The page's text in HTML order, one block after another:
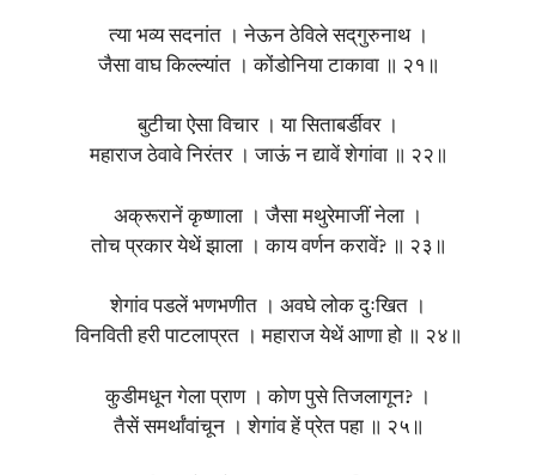
त्या भव्य सदनांत । नेऊन ठेविले सद्‌गुरुनाथ ।
जैसा वाघ किल्ल्यांत । कोंडोनिया टाकावा ॥ २१॥
बुटीचा ऐसा विचार । या सिताबर्डीवर ।
महाराज ठेवावे निरंतर । जाऊं न द्यावें शेगांवा ॥ २२॥
अक्रूरानें कृष्णाला । जैसा मथुरेमाजीं नेला ।
तोच प्रकार येथें झाला । काय वर्णन करावें? ॥ २३॥
शेगांव पडलें भणभणीत । अवघे लोक दुःखित ।
विनविती हरी पाटलाप्रत । महाराज येथें आणा हो ॥ २४॥
कुडीमधून गेला प्राण । कोण पुसे तिजलागून? ।
तैसें समर्थांवांचून । शेगांव हें प्रेत पहा ॥ २५॥